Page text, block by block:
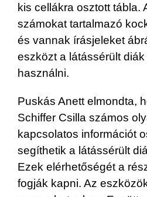
kis cellákra osztott tábla.
számokat tartalmazó
és vannak írásjeleket
eszközt a látássérült
használni.
Puskás Anett elmondta,
Schiffer Csilla számos
kapcsolatos információt
segíthetik a látássérült
Ezek elérhetőségét a
fogják kapni. Az